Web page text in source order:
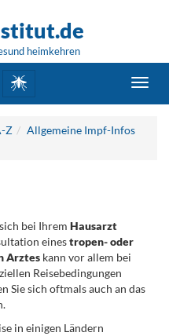
heimkehren
Z
Allgemeine Impf-Infos
bei Ihrem Hausarzt
einestropen- oder
Arztes kann vor allem bei
Reisebedingungen
Sie sich oftmals auch an das
in einigen Ländern